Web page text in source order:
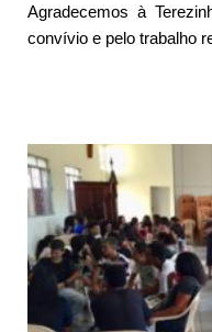
Agradecemos à
convívio e pelo trabalho